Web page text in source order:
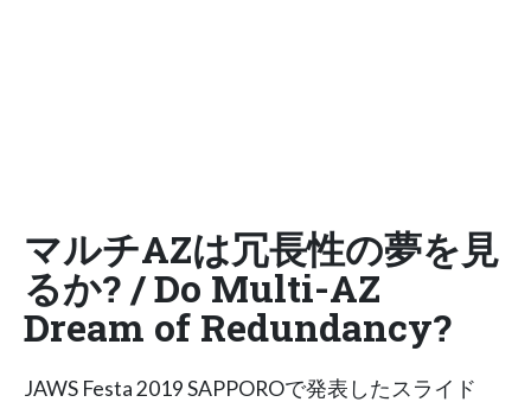
マルチAZは冗長性の夢を見
るか? / Do Multi-AZ
Dream of Redundancy?
JAWS Festa 2019 SAPPOROで発表したスライド